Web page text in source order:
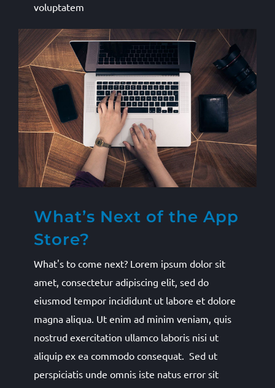
voluptatem
What’s Next of the App
Store?
What's to come next? Lorem ipsum dolor sit
amet, consectetur adipiscing elit, sed do
eiusmod tempor incididunt ut labore et dolore
magna aliqua. Ut enim ad minim veniam, quis
nostrud exercitation ullamco laboris nisi ut
aliquip ex ea commodo consequat. Sed ut
perspiciatis unde omnis iste natus error sit